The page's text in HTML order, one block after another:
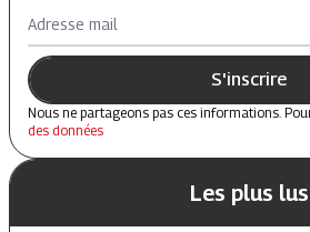
Adresse mail
S'inscrire
Nous ne partageons pas ces informations.
des données
Les plus lus